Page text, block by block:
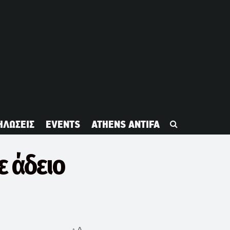
EVENTS ATHENS ANTIFA
άδειο